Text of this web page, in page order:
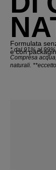
Formulata
e con
* dal 91% al
Compresa
naturali.